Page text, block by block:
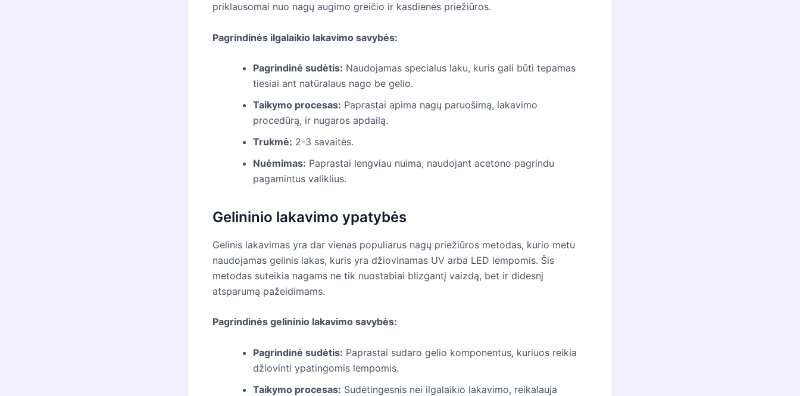
priklausomai nuo nagų augimo greičio ir kasdienės priežiūros.
Pagrindinės ilgalaikio lakavimo savybės:
Pagrindinė sudėtis: Naudojamas specialus laku, kuris gali būti tepamas
tiesiai ant natūralaus nago be gelio.
Taikymo procesas: Paprastai apima nagų paruošimą, lakavimo
procedūrą, ir nugaros apdailą.
Trukmė: 2-3 savaitės.
Nuėmimas: Paprastai lengviau nuima, naudojant acetono pagrindu
pagamintus valiklius.
Gelininio lakavimo ypatybės
Gelinis lakavimas yra dar vienas populiarus nagų priežiūros metodas, kurio metu
naudojamas gelinis lakas, kuris yra džiovinamas UV arba LED lempomis. Šis
metodas suteikia nagams ne tik nuostabiai blizgantį vaizdą, bet ir didesnį
atsparumą pažeidimams.
Pagrindinės gelininio lakavimo savybės:
Pagrindinė sudėtis: Paprastai sudaro gelio komponentus, kuriuos reikia
džiovinti ypatingomis lempomis.
Taikymo procesas: Sudėtingesnis nei ilgalaikio lakavimo, reikalauja